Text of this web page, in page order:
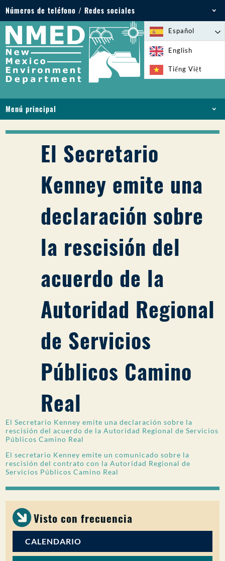
Números de teléfono / Redes sociales
Teléfono: 505-827-2855
1-800-219-6157
Emergencias medioambientales: 505-827-9329
(24 horas)
Español
English
Tiếng Việt
Menú principal
LICENCIAS Y PERMISOS
PFAS EN NM
FINANCIACIÓN
SERVICIOS EN LÍNEA
BIBLIOTECA
PARTICIPACIÓN DEL PÚBLICO
El Secretario
Kenney emite una
declaración sobre
la rescisión del
acuerdo de la
Autoridad Regional
de Servicios
Públicos Camino
Real
El Secretario Kenney emite una declaración sobre la
rescisión del acuerdo de la Autoridad Regional de Servicios
Públicos Camino Real
El secretario Kenney emite un comunicado sobre la
rescisión del contrato con la Autoridad Regional de
Servicios Públicos Camino Real
Visto con frecuencia
CALENDARIO